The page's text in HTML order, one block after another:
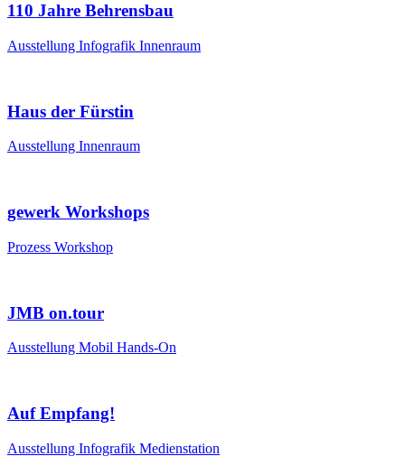
110 Jahre Behrensbau
Ausstellung Infografik Innenraum
Haus der Fürstin
Ausstellung Innenraum
gewerk Workshops
Prozess Workshop
JMB on.tour
Ausstellung Mobil Hands-On
Auf Empfang!
Ausstellung Infografik Medienstation